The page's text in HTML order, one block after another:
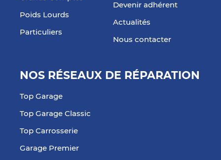
Poids Lourds
Particuliers
Devenir adhérent
Actualités
Nous contacter
NOS RÉSEAUX DE RÉPARATION
Top Garage
Top Garage Classic
Top Carrosserie
Garage Premier